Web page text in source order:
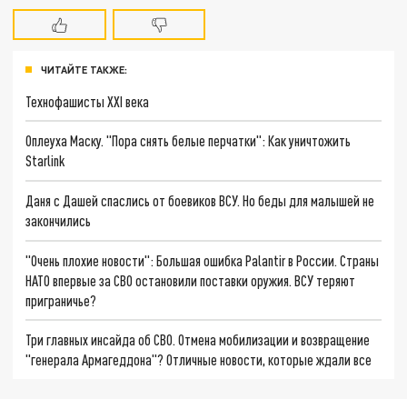
ЧИТАЙТЕ ТАКЖЕ:
Технофашисты XXI века
Оплеуха Маску. "Пора снять белые перчатки": Как уничтожить
Starlink
Даня с Дашей спаслись от боевиков ВСУ. Но беды для малышей не
закончились
"Очень плохие новости": Большая ошибка Palantir в России. Страны
НАТО впервые за СВО остановили поставки оружия. ВСУ теряют
приграничье?
Три главных инсайда об СВО. Отмена мобилизации и возвращение
"генерала Армагеддона"? Отличные новости, которые ждали все